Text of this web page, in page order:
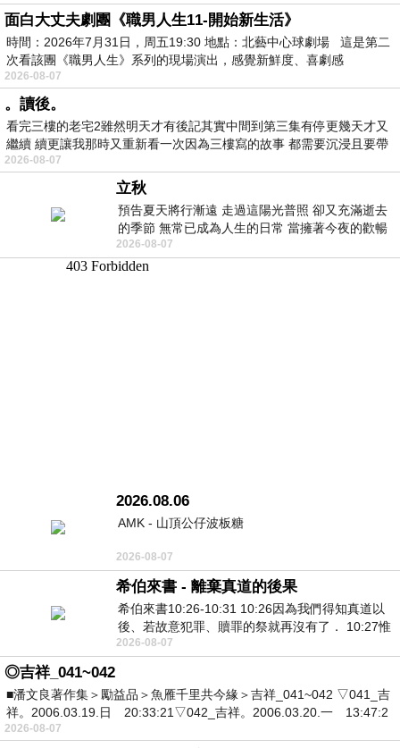
面白大丈夫劇團《職男人生11-開始新生活》
時間：2026年7月31日，周五19:30 地點：北藝中心球劇場 這是第二
次看該團《職男人生》系列的現場演出，感覺新鮮度、喜劇感
2026-08-07
。讀後。
看完三樓的老宅2雖然明天才有後記其實中間到第三集有停更幾天才又
繼續 續更讓我那時又重新看一次因為三樓寫的故事 都需要沉浸且要帶
有
2026-08-07
立秋
預告夏天將行漸遠 走過這陽光普照 卻又充滿逝去
的季節 無常已成為人生的日常 當擁著今夜的歡暢
舒心 轉眼驟成昨日 而明晨 太陽
2026-08-07
2026.08.06
AMK - 山頂公仔波板糖
2026-08-07
希伯來書 - 離棄真道的後果
希伯來書10:26-10:31 10:26因為我們得知真道以
後、若故意犯罪、贖罪的祭就再沒有了． 10:27惟
有戰懼等候審判和那燒滅眾敵人的烈火
2026-08-07
◎吉祥_041~042
■潘文良著作集＞勵益品＞魚雁千里共今緣＞吉祥_041~042 ▽041_吉
祥。2006.03.19.日 20:33:21▽042_吉祥。2006.03.20.一 13:47:2
2026-08-07